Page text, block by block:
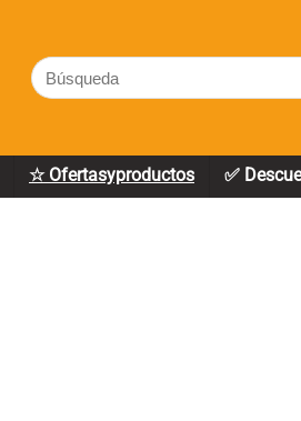
Search
for:
☆ Ofertasyproductos ✅